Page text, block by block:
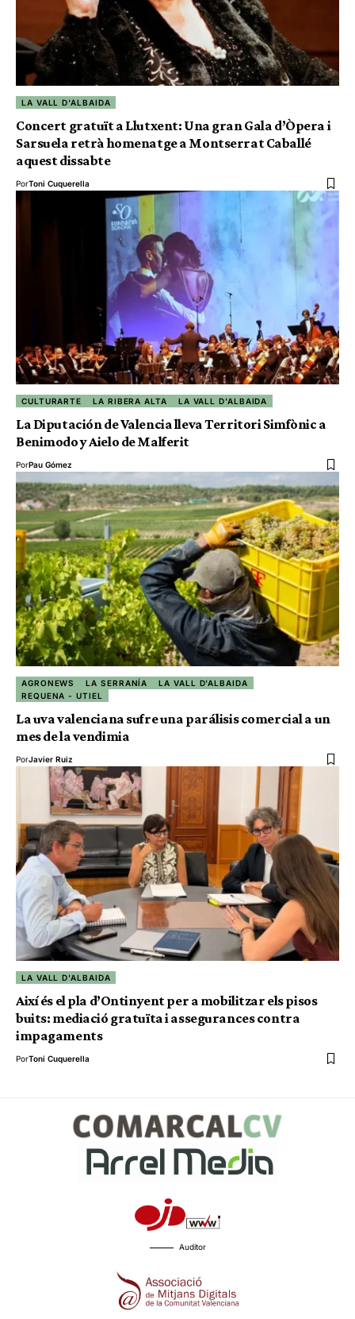
LA VALL D'ALBAIDA
Concert gratuït a Llutxent: Una gran Gala d’Òpera i
Sarsuela retrà homenatge a Montserrat Caballé
aquest dissabte
PorToni Cuquerella
CULTURARTE LA RIBERA ALTA LA VALL D'ALBAIDA
La Diputación de Valencia lleva Territori Simfònic a
Benimodo y Aielo de Malferit
PorPau Gómez
AGRONEWS LA SERRANÍA
LA VALL D'ALBAIDA
REQUENA - UTIEL
La uva valenciana sufre una parálisis comercial a un
mes de la vendimia
PorJavier Ruiz
LA VALL D'ALBAIDA
Així és el pla d’Ontinyent per a mobilitzar els pisos
buits: mediació gratuïta i assegurances contra
impagaments
PorToni Cuquerella
Auditor